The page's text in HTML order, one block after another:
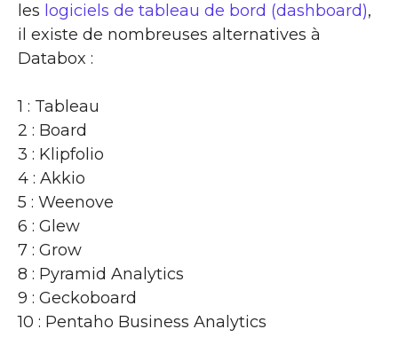
les logiciels de tableau de bord (dashboard),
il existe de nombreuses alternatives à
Databox :
1 : Tableau
2 : Board
3 : Klipfolio
4 : Akkio
5 : Weenove
6 : Glew
7 : Grow
8 : Pyramid Analytics
9 : Geckoboard
10 : Pentaho Business Analytics